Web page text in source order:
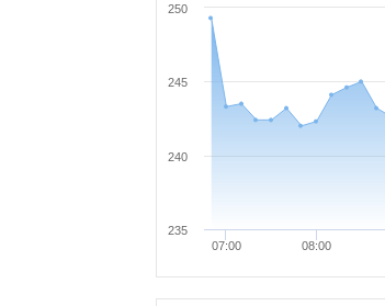
07:00 08:00
235
240
245
250